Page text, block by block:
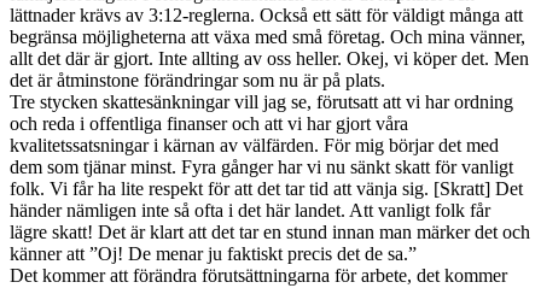
lättnader krävs av 3:12-reglerna. Också ett sätt för väldigt många att
begränsa möjligheterna att växa med små företag. Och mina vänner,
allt det där är gjort. Inte allting av oss heller. Okej, vi köper det. Men
det är åtminstone förändringar som nu är på plats.
Tre stycken skattesänkningar vill jag se, förutsatt att vi har ordning
och reda i offentliga finanser och att vi har gjort våra
kvalitetssatsningar i kärnan av välfärden. För mig börjar det med
dem som tjänar minst. Fyra gånger har vi nu sänkt skatt för vanligt
folk. Vi får ha lite respekt för att det tar tid att vänja sig. [Skratt] Det
händer nämligen inte så ofta i det här landet. Att vanligt folk får
lägre skatt! Det är klart att det tar en stund innan man märker det och
känner att ”Oj! De menar ju faktiskt precis det de sa.”
Det kommer att förändra förutsättningarna för arbete, det kommer